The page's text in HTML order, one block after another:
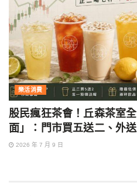
樂活消費
股民瘋狂茶會！丘森茶室
面」：門市買五送二、外送
2026 年 7 月 9 日